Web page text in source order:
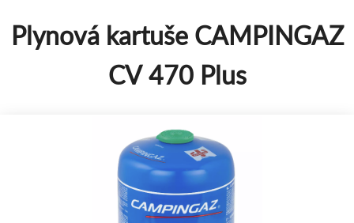
Plynová kartuše CAMPINGAZ
CV 470 Plus